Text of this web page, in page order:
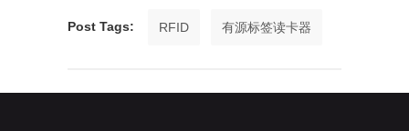
Post Tags: RFID 有源标签读卡器